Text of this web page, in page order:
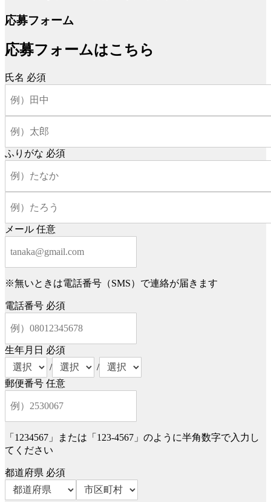
応募フォーム
応募フォームはこちら
氏名 必須
ふりがな 必須
メール 任意
※無いときは電話番号（SMS）で連絡が届きます
電話番号 必須
生年月日 必須
/
/
郵便番号 任意
「1234567」または「123-4567」のように半角数字で入力し
てください
都道府県 必須